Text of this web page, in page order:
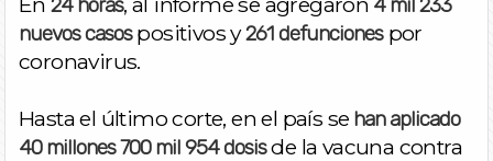
nuevos casospositivos y261 defuncionespor
coronavirus.
Hasta el último corte, en el país se han aplicado
40 millones 700 mil 954 dosisde la vacuna contra